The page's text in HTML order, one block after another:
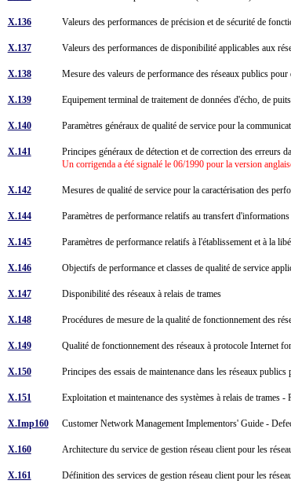
X.136 Valeurs des performances de précision et de sécurité de
X.137 Valeurs des performances de disponibilité applicables aux
X.138 Mesure des valeurs de performance des réseaux publics
X.139 Equipement terminal de traitement de données d'écho, de
X.140 Paramètres généraux de qualité de service pour la
X.141
Principes généraux de détection et de correction des erreurs
Un corrigenda a été signalé le 06/1990 pour la version
X.142 Mesures de qualité de service pour la caractérisation des
X.144 Paramètres de performance relatifs au transfert
X.145 Paramètres de performance relatifs à l'établissement et à la
X.146 Objectifs de performance et classes de qualité de service
X.147 Disponibilité des réseaux à relais de trames
X.148 Procédures de mesure de la qualité de fonctionnement des
X.149 Qualité de fonctionnement des réseaux à protocole Internet
X.150 Principes des essais de maintenance dans les réseaux
X.151 Exploitation et maintenance des systèmes à relais de trames
X.Imp160 Customer Network Management Implementors' Guide -
X.160 Architecture du service de gestion réseau client pour les
X.161 Définition des services de gestion réseau client pour les